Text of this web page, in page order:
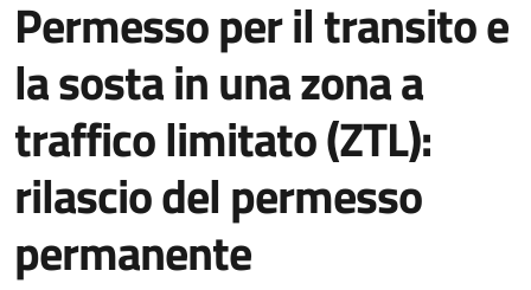
Permesso per il transito e
la sosta in una zona a
traffico limitato (ZTL):
rilascio del permesso
permanente